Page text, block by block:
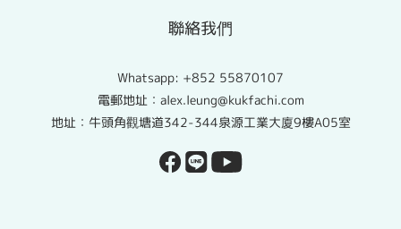
聯絡我們
Whatsapp: +852 55870107
電郵地址：alex.leung@kukfachi.com
地址：牛頭角觀塘道342-344泉源工業大廈9樓A05室